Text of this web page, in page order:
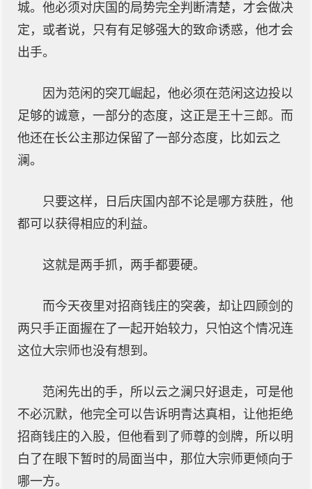
城。他必须对庆国的局势完全判断清楚，才会做决
定，或者说，只有有足够强大的致命诱惑，他才会
出手。
因为范闲的突兀崛起，他必须在范闲这边投以
足够的诚意，一部分的态度，这正是王十三郎。而
他还在长公主那边保留了一部分态度，比如云之
澜。
只要这样，日后庆国内部不论是哪方获胜，他
都可以获得相应的利益。
这就是两手抓，两手都要硬。
而今天夜里对招商钱庄的突袭，却让四顾剑的
两只手正面握在了一起开始较力，只怕这个情况连
这位大宗师也没有想到。
范闲先出的手，所以云之澜只好退走，可是他
不必沉默，他完全可以告诉明青达真相，让他拒绝
招商钱庄的入股，但他看到了师尊的剑牌，所以明
白了在眼下暂时的局面当中，那位大宗师更倾向于
哪一方。